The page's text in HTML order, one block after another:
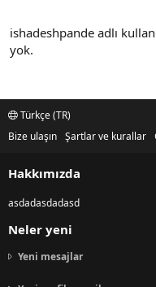
ishadeshpande adlı
yok.
Türkçe (TR)
Bize ulaşın Şartlar ve kurallar
Hakkımızda
asdadasdadasd
Neler yeni
Yeni mesajlar